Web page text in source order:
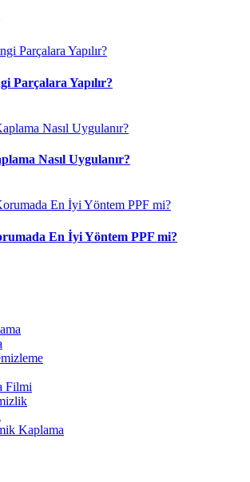
Parçalara Yapılır?
Nasıl Uygulanır?
En İyi Yöntem PPF mi?
Filmi
Kaplama